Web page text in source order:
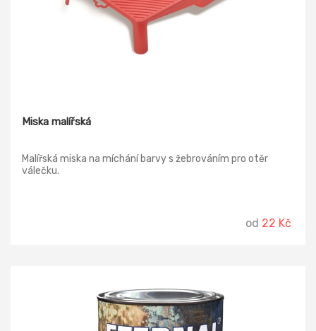
Miska malířská
Malířská miska na míchání barvy s žebrováním pro otěr
válečku.
od 22 Kč